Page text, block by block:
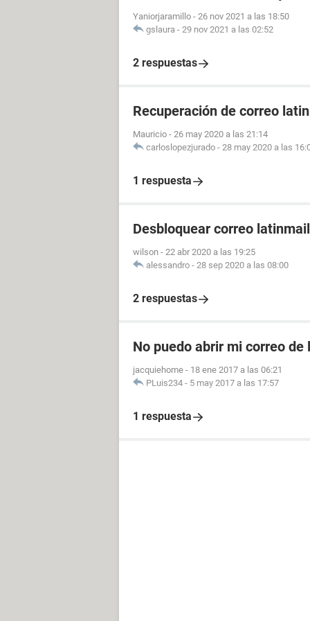
Yaniorjaramillo - 26 nov 2021 a las 18:50
gslaura - 29 nov 2021 a las 02:52
2 respuestas
Recuperación de correo
Mauricio - 26 may 2020 a las 21:14
carloslopezjurado - 28 may 2020 a las
1 respuesta
Desbloquear correo latinmail
wilson - 22 abr 2020 a las 19:25
alessandro - 28 sep 2020 a las 08:00
2 respuestas
No puedo abrir mi correo de
jacquiehome - 18 ene 2017 a las 06:21
PLuis234 - 5 may 2017 a las 17:57
1 respuesta